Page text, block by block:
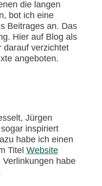
die langen
bot ich eine
Beitrages an. Das
Hier auf Blog als
darauf verzichtet
angeboten.
Jürgen
inspiriert
habe ich einen
Titel Website
habe